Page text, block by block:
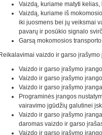
Vaizdą, kuriame matyti
Vaizdą, kuriame iš
iki juosmens bei jų veiksmai
pavarų ir posūkio signalo
Garsą mokomosios
Reikalavimai vaizdo ir garso įrašymo
Vaizdo ir garso įrašymo
Vaizdo ir garso įrašymo
Vaizdo ir garso įrašymo
Programinės įrangos
vairavimo įgūdžių galutinei
Vaizdo ir garso įrašymo
daromas vaizdo ir garso
Vaizdo ir garso įrašymo